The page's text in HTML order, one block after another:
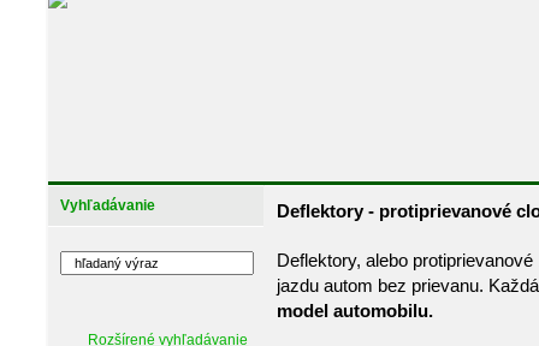
Vyhľadávanie
Rozšírené vyhľadávanie
Deflektory - protiprievanové
Deflektory, alebo
jazdu autom bez prievanu.
model automobilu.